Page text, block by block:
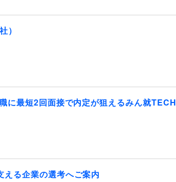
）
に最短2回面接で内定が狙えるみん就TECH
える企業の選考へご案内